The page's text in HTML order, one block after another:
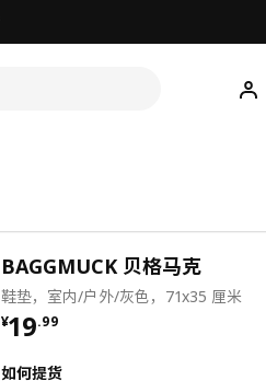
BAGGMUCK 贝格马克
鞋垫，室内/户外/灰色，71x35 厘米
¥19.99
¥ 19.99
如何提货